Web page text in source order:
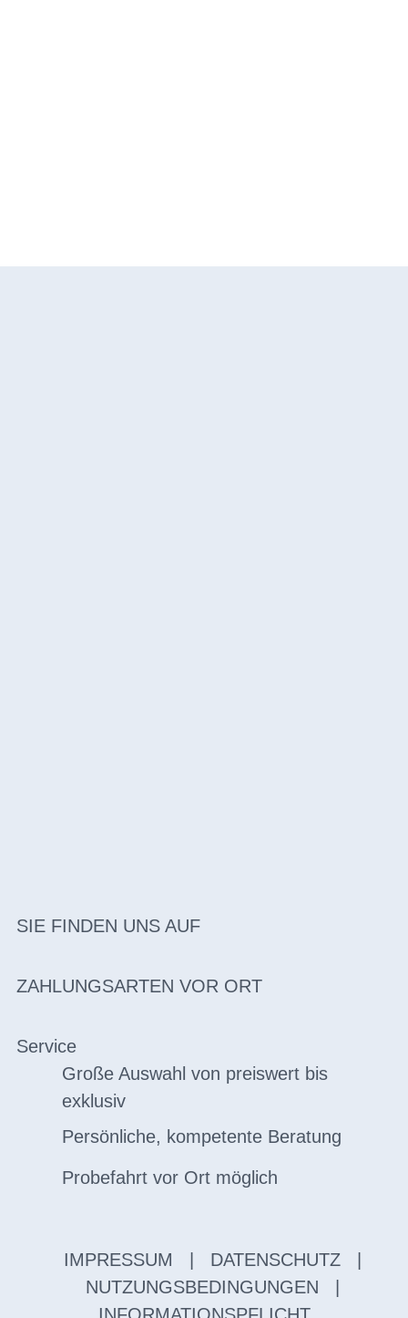
SIE FINDEN UNS AUF
ZAHLUNGSARTEN VOR ORT
Service
Große Auswahl von preiswert bis
exklusiv
Persönliche, kompetente Beratung
Probefahrt vor Ort möglich
IMPRESSUM DATENSCHUTZ
NUTZUNGSBEDINGUNGEN